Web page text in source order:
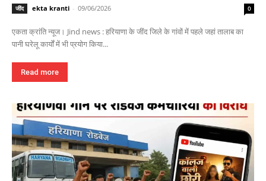
जींद ekta kranti - 09/06/2026 0
एकता क्रांति न्यूज। Jind news : हरियाणा के जींद जिले के गांवों में पहले जहां तालाब का
पानी घरेलू कार्यों में भी प्रयोग किया...
Read more